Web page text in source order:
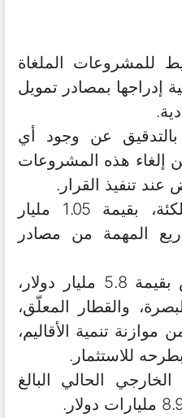
للمشروعات الملغاة
إدراجها بمصادر تمويل
بالتدقيق عن وجود أي
إلغاء هذه المشروعات
عند تنفيذ القرار.
3- إلغاء القروض المتلكئة، بقيمة 1.05 مليار
المهمة من مصادر
4- إلغاء طلبات اقتراض بقيمة 5.8 مليار دولار،
والقطار المعلّق،
تنمية الأقاليم،
للاستثمار.
الحالي البالغ